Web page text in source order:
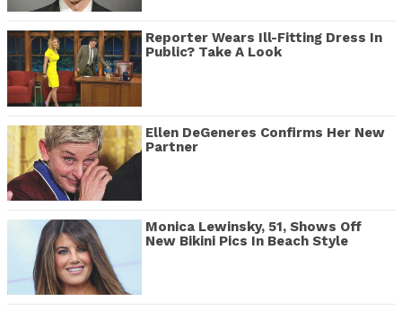
Reporter Wears Ill-Fitting Dress In
Public? Take A Look
Ellen DeGeneres Confirms Her New
Partner
Monica Lewinsky, 51, Shows Off
New Bikini Pics In Beach Style